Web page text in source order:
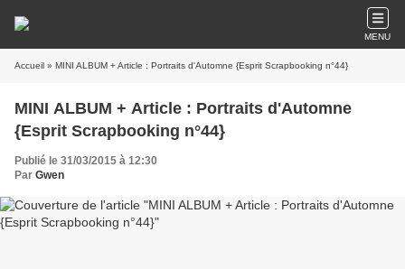
MENU
Accueil » MINI ALBUM + Article : Portraits d'Automne {Esprit Scrapbooking n°44}
MINI ALBUM + Article : Portraits d'Automne
{Esprit Scrapbooking n°44}
Publié le 31/03/2015 à 12:30
Par Gwen